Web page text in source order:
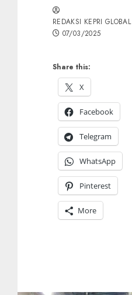
Share this:
X
Facebook
Telegram
WhatsApp
Pinterest
More
REDAKSI KEPRI GLOBAL
07/03/2025